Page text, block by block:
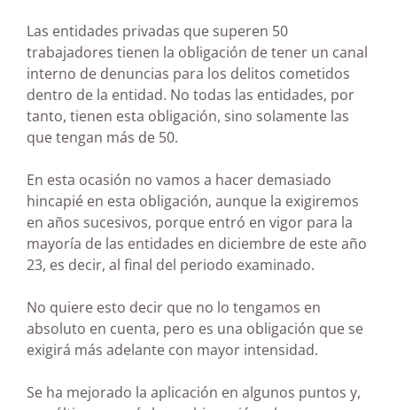
Las entidades privadas que superen 50
trabajadores tienen la obligación de tener un canal
interno de denuncias para los delitos cometidos
dentro de la entidad. No todas las entidades, por
tanto, tienen esta obligación, sino solamente las
que tengan más de 50.
En esta ocasión no vamos a hacer demasiado
hincapié en esta obligación, aunque la exigiremos
en años sucesivos, porque entró en vigor para la
mayoría de las entidades en diciembre de este año
23, es decir, al final del periodo examinado.
No quiere esto decir que no lo tengamos en
absoluto en cuenta, pero es una obligación que se
exigirá más adelante con mayor intensidad.
Se ha mejorado la aplicación en algunos puntos y,